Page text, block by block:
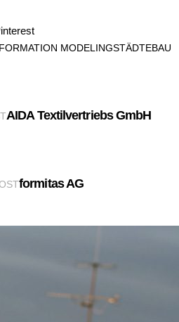
MODELINGSTÄDTEBAU
AIDA Textilvertriebs GmbH
formitas AG